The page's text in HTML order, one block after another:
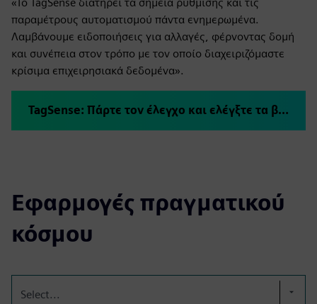
παραμέτρους αυτοματισμού πάντα ενημερωμένα.
Λαμβάνουμε ειδοποιήσεις για αλλαγές, φέρνοντας δομή
και συνέπεια στον τρόπο με τον οποίο διαχειριζόμαστε
κρίσιμα επιχειρησιακά δεδομένα».
TagSense: Πάρτε τον έλεγχο και ελέγξτε τα βιομηχανικά δεδομένα σας
Εφαρμογές πραγματικού
κόσμου
Select...